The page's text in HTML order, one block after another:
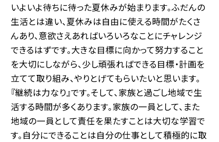
いよいよ待ちに待った夏休みが始まります。ふだんの
生活とは違い、夏休みは自由に使える時間がたくさ
んあり、意欲さえあればいろいろなことにチャレンジ
できるはずです。大きな目標に向かって努力すること
を大切にしながら、少し頑張ればできる目標・計画を
立てて取り組み、やりとげてもらいたいと思います。
『継続は力なり』です。そして、家族と過ごし地域で生
活する時間が多くあります。家族の一員として、また
地域の一員として責任を果たすことは大切な学習で
す。自分にできることは自分の仕事として積極的に取